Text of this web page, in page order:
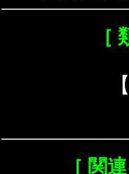
［
【
［ 関